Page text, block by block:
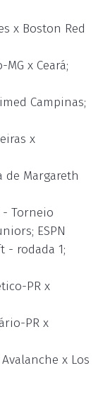
x Boston Red
x Ceará;
Campinas;
x
de Margareth
- Torneio
ESPN
- rodada 1;
PR x
PR x
x Los